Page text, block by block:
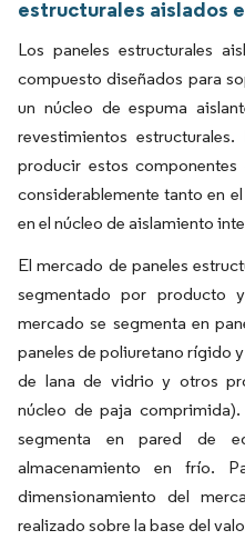
estructurales aislados
Los paneles estructurales
compuesto diseñados para
un núcleo de espuma
revestimientos
producir estos
considerablemente tanto en
en el núcleo de aislamiento
El mercado de paneles
segmentado por producto
mercado se segmenta en
paneles de poliuretano rígido
de lana de vidrio y otros
núcleo de paja
segmenta en pared de
almacenamiento en frío.
dimensionamiento del
realizado sobre la base del